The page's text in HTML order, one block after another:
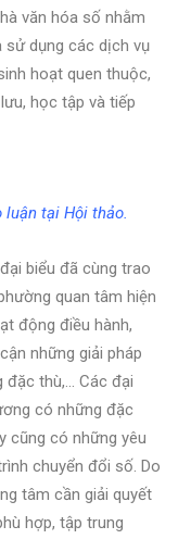
văn hóa số nhằm
sử dụng các dịch vụ
hoạt quen thuộc,
học tập và tiếp
luận tại Hội thảo.
biểu đã cùng trao
quan tâm hiện
động điều hành,
những giải pháp
đặc thù,… Các đại
có những đặc
cũng có những yêu
chuyển đổi số. Do
tâm cần giải quyết
hợp, tập trung